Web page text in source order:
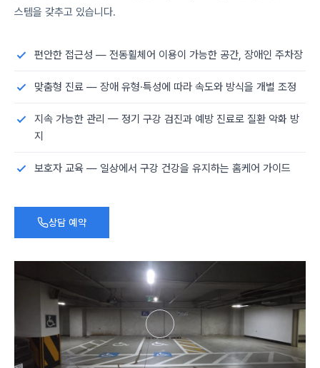
스템을 갖추고 있습니다.
편안한 접근성 — 전동휠체어 이용이 가능한 공간, 장애인 주차장
맞춤형 진료 — 장애 유형·특성에 따라 속도와 방식을 개별 조정
지속 가능한 관리 — 정기 구강 검진과 예방 진료로 질환 악화 방
지
보호자 교육 — 일상에서 구강 건강을 유지하는 홈케어 가이드
상담 예약